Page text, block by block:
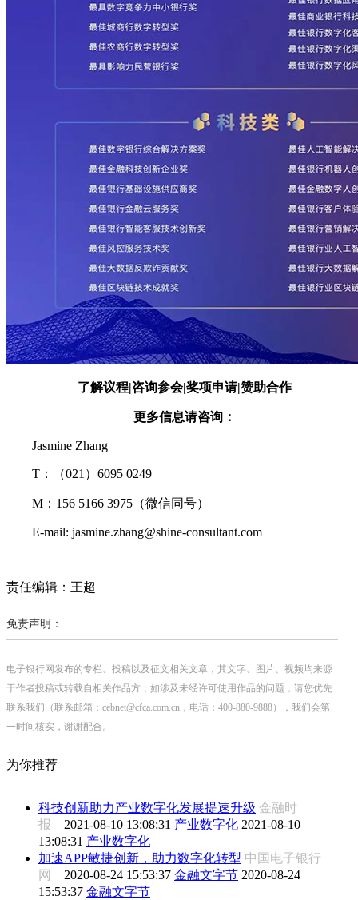
了解议程|咨询参会|奖项申请|赞助合作
更多信息请咨询：
Jasmine Zhang
T：（021）6095 0249
M：156 5166 3975（微信同号）
E-mail: jasmine.zhang@shine-consultant.com
责任编辑：王超
免责声明：
电子银行网发布的专栏、投稿以及征文相关文章，其文字、图片、视频均来源
于作者投稿或转载自相关作品方；如涉及未经许可使用作品的问题，请您优先
联系我们（联系邮箱：cebnet@cfca.com.cn，电话：400-880-9888），我们会第
一时间核实，谢谢配合。
为你推荐
科技创新助力产业数字化发展提速升级 金融时
报 2021-08-10 13:08:31 产业数字化 2021-08-10
13:08:31 产业数字化
加速APP敏捷创新，助力数字化转型 中国电子银行
网 2020-08-24 15:53:37 金融文字节 2020-08-24
15:53:37 金融文字节